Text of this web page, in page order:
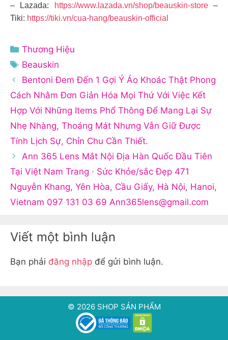
– Lazada:
https://www.lazada.vn/shop/beauskin-store–
Tiki: https://tiki.vn/cua-hang/beauskin-official
Danh
mục
Thương Hiệu
Thẻ
Beauskin
Bentoni Đem Đến 1 Gợi Ý Áo Khoác Thật Phong
Cách Nhằm Đơn Giản Hóa Mọi Thứ Với Việc Kết
Hợp Với Những Items Phổ Thông Để Mang Lại Sự
Nhẹ Nhàng, Thoáng Mát Nhưng Vẫn Giữ Được
Tính Lịch Sự, Chỉn Chu Cần Thiết.
Ann 365 Lens Mắt Nội Địa Hàn Quốc Đầu Tiên
Tại Việt Nam Trang · Sức Khỏe/sắc Đẹp 471
Nguyễn Khang, Yên Hòa, Cầu Giấy, Hà Nội, Hanoi,
Vietnam 097 131 03 69 Ann365lens@gmail.com
Viết một bình luận
Bạn phải đăng nhập để gửi bình luận.
© 2026 SHOP SẢN PHẨM